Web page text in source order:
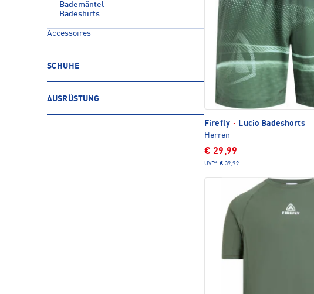
Bademäntel
Badeshirts
Accessoires
SCHUHE
AUSRÜSTUNG
Firefly ·
Lucio Badeshorts
Herren
€ 29,99
UVP* € 39,99